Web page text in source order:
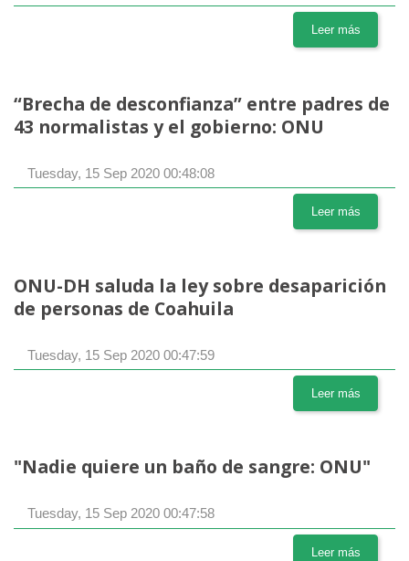
Leer más
“Brecha de desconfianza” entre padres de
43 normalistas y el gobierno: ONU
Tuesday, 15 Sep 2020 00:48:08
Leer más
ONU-DH saluda la ley sobre desaparición
de personas de Coahuila
Tuesday, 15 Sep 2020 00:47:59
Leer más
"Nadie quiere un baño de sangre: ONU"
Tuesday, 15 Sep 2020 00:47:58
Leer más